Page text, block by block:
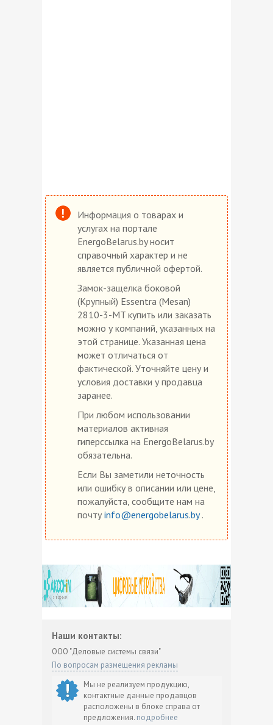
Информация о товарах и
услугах на портале
EnergoBelarus.by носит
справочный характер и не
является публичной офертой.
Замок-защелка боковой
(Крупный) Essentra (Mesan)
2810-3-MT купить или заказать
можно у компаний, указанных на
этой странице. Указанная цена
может отличаться от
фактической. Уточняйте цену и
условия доставки у продавца
заранее.
При любом использовании
материалов активная
гиперссылка на EnergoBelarus.by
обязательна.
Если Вы заметили неточность
или ошибку в описании или цене,
пожалуйста, сообщите нам на
почту info@energobelarus.by.
Наши контакты:
ООО "Деловые системы связи"
По вопросам размещения рекламы
Мы не реализуем продукцию,
контактные данные продавцов
расположены в блоке справа от
предложения. подробнее